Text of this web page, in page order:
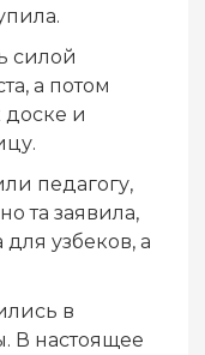
силой
а потом
доске и
педагогу,
та заявила,
для узбеков, а
в
В настоящее